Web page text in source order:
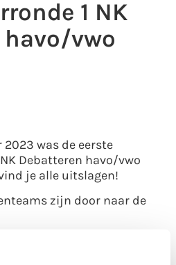
1 NK
vwo
was de eerste
Debatteren havo/vwo
je alle uitslagen!
zijn door naar de